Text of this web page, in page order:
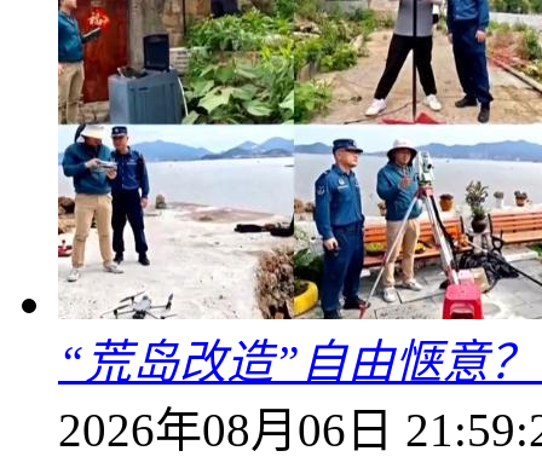
“荒岛改造”自由惬意
2026年08月06日